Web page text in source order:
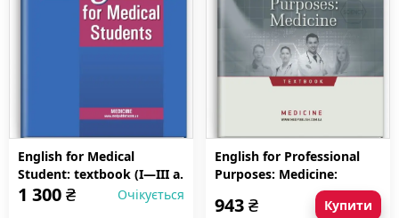
English for Medical
Student: textbook (I—III a.
l.)
1 300₴ Очікується
English for Professional
Purposes: Medicine:
textbook (IV a. l.)
943₴ Купити